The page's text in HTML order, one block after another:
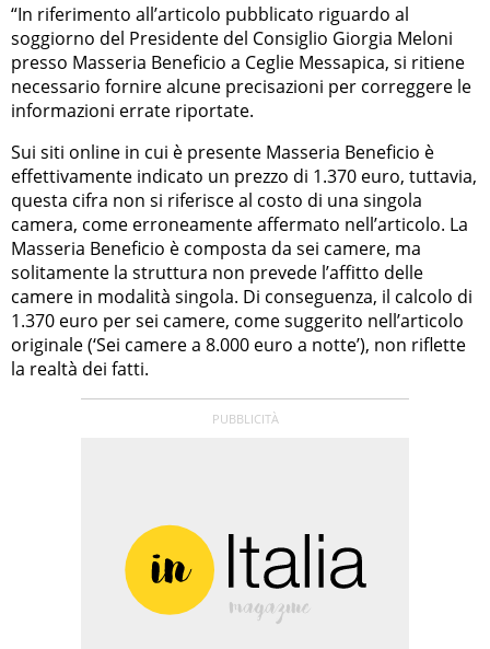
“In riferimento all’articolo pubblicato riguardo al
soggiorno del Presidente del Consiglio Giorgia Meloni
presso Masseria Beneficio a Ceglie Messapica, si ritiene
necessario fornire alcune precisazioni per correggere le
informazioni errate riportate.
Sui siti online in cui è presente Masseria Beneficio è
effettivamente indicato un prezzo di 1.370 euro, tuttavia,
questa cifra non si riferisce al costo di una singola
camera, come erroneamente affermato nell’articolo. La
Masseria Beneficio è composta da sei camere, ma
solitamente la struttura non prevede l’affitto delle
camere in modalità singola. Di conseguenza, il calcolo di
1.370 euro per sei camere, come suggerito nell’articolo
originale (‘Sei camere a 8.000 euro a notte’), non riflette
la realtà dei fatti.